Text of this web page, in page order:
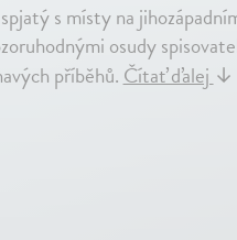
s místy na
osudy
příběhů.Čítať ďalej↓